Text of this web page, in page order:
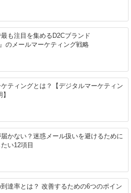
も注目を集めるD2Cブランド
のメールマーケティング戦略
ケティングとは？【デジタルマーケティン
届かない？迷惑メール扱いを避けるために
い12項目
到達率とは？ 改善するための6つのポイン